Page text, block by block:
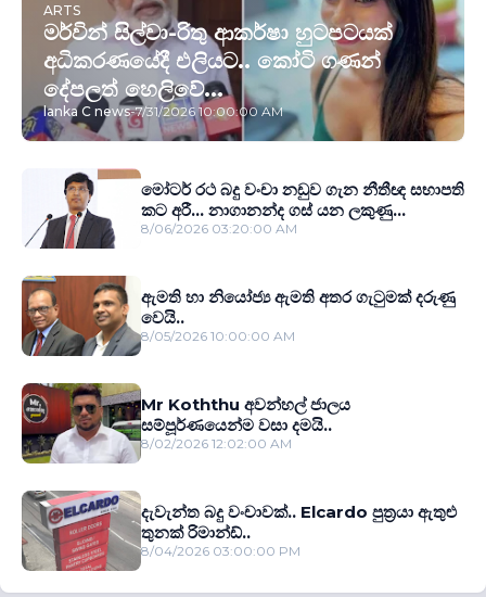
ARTS
මර්වින් සිල්වා-රිතු ආකර්ෂා හුටපටයක්
අධිකරණයේදී එලියට.. කෝටි ගණන්
දේපලත් හෙලිවේ...
lanka C news-7/31/2026 10:00:00 AM
මෝටර් රථ බදු වංචා නඩුව ගැන නීතීඥ සභාපති
කට අරී... නාගානන්ද ගස් යන ලකුණු...
8/06/2026 03:20:00 AM
ඇමති හා නියෝජ්‍ය ඇමති අතර ගැටුමක් දරුණු
වෙයි..
8/05/2026 10:00:00 AM
Mr Koththu අවන්හල් ජාලය
සම්පූර්ණයෙන්ම වසා දමයි..
8/02/2026 12:02:00 AM
දැවැන්ත බදු වංචාවක්.. Elcardo පුත‍්‍රයා ඇතුළු
තුනක් රිමාන්ඩ්..
8/04/2026 03:00:00 PM